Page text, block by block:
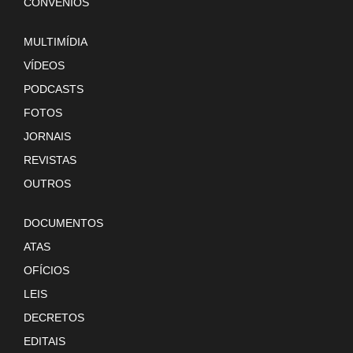
MULTIMÍDIA
VÍDEOS
PODCASTS
FOTOS
JORNAIS
REVISTAS
OUTROS
DOCUMENTOS
ATAS
OFÍCIOS
LEIS
DECRETOS
EDITAIS